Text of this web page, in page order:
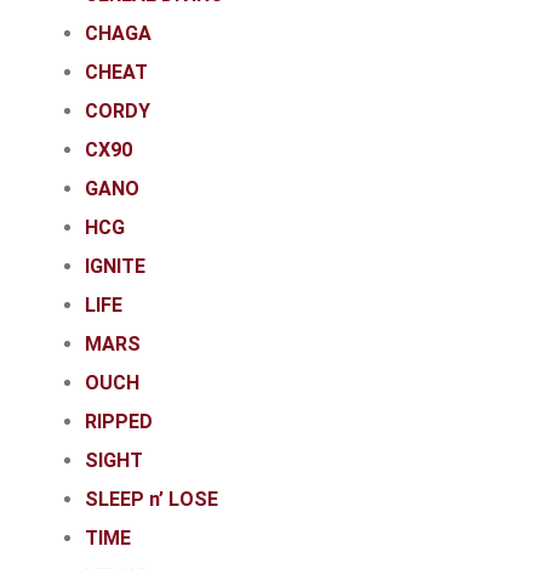
CHAGA
CHEAT
CORDY
CX90
GANO
HCG
IGNITE
LIFE
MARS
OUCH
RIPPED
SIGHT
SLEEP n’ LOSE
TIME